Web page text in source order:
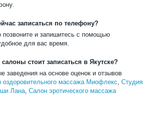
записаться по телефону?
позвоните и запишитесь с помощью
для вас время.
стоит записаться в Якутске?
заведения на основе оценок и отзывов
оздоровительного массажа Миофлекс Студия
Лана Салон эротического массажа